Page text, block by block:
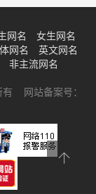
网名
女生网名
网名
英文网名
非主流网名
有 网站备案号：